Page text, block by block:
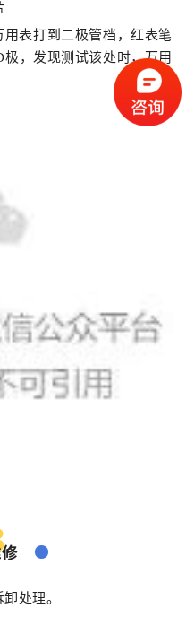
表打到二极管档，红表笔
，发现测试该处时，万用
处理。